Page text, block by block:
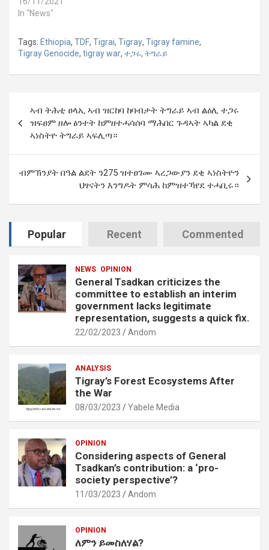
In "News"
Tags: Ethiopia, TDF, Tigrai, Tigray, Tigray famine,
Tigray Genocide, tigray war, ተጋሩ, ትግራይ
navigation
ኣብ ትሕቲ ፀላኢ ኣብ ዝርከባ ከባብታት ትግራይ ኣብ ልዕሊ ተጋሩ
ዝፍፀም ዘሎ ፅንተት ከምዘተሓሳሰባ ማሕበር ጉዳኣት ኣካል ደቂ
ኣነስትዮ ትግራይ ኣፍሊጣ።
ብምኽንያት በዓል ልደት ን275 ዝተፀገሙ ኣረጋውያን ደቂ ኣነስትዮን
ህፃናትን እንግዶት ምሳሕ ከምዝተኻየደ ተሓቢሩ።
Popular Recent Commented
NEWS OPINION
General Tsadkan criticizes the
committee to establish an interim
government lacks legitimate
representation, suggests a quick fix.
22/02/2023 Andom
ANALYSIS
Tigray’s Forest Ecosystems After
the War
08/03/2023 Yabele Media
OPINION
Considering aspects of General
Tsadkan’s contribution: a ‘pro-
society perspective’?
11/03/2023 Andom
OPINION
ለምን ይመስለሃል?